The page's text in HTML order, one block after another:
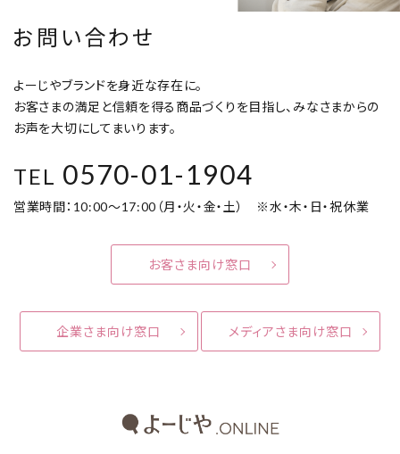
お問い合わせ
よーじやブランドを身近な存在に。
お客さまの満足と信頼を得る商品づくりを目指し、みなさまからの
お声を大切にしてまいります。
TEL 0570-01-1904
営業時間：10:00～17:00（月・火・金・土） ※水・木・日・祝休業
お客さま向け窓口
企業さま向け窓口 メディアさま向け窓口